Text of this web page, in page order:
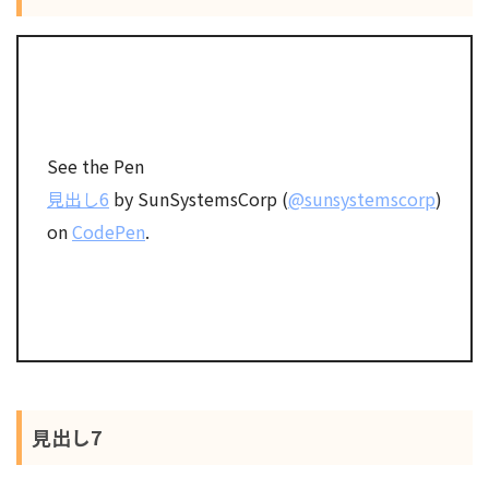
See the Pen
見出し6 by SunSystemsCorp (@sunsystemscorp)
onCodePen.
見出し7